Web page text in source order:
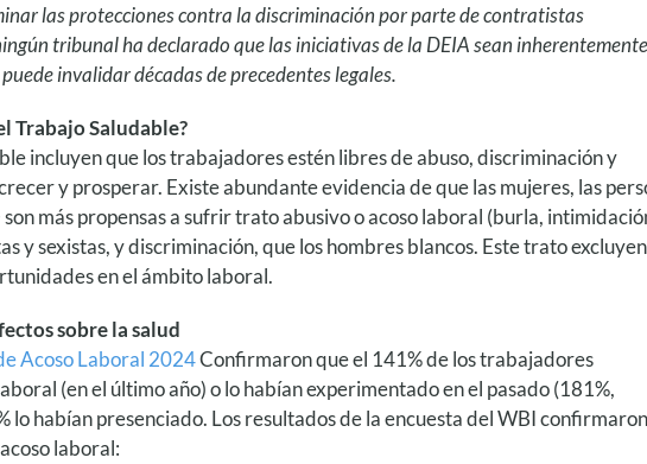
las protecciones contra la discriminación por parte de contratistas
tribunal ha declarado que las iniciativas de la DEIA sean inherentemente
invalidar décadas de precedentes legales.
Trabajo Saludable?
incluyen que los trabajadores estén libres de abuso, discriminación y
y prosperar. Existe abundante evidencia de que las mujeres, las
más propensas a sufrir trato abusivo o acoso laboral (burla,
y sexistas, y discriminación, que los hombres blancos. Este trato
en el ámbito laboral.
sobre la salud
Acoso Laboral 2024Confirmaron que el 141% de los trabajadores
(en el último año) o lo habían experimentado en el pasado (181%,
lo habían presenciado. Los resultados de la encuesta del WBI
laboral: